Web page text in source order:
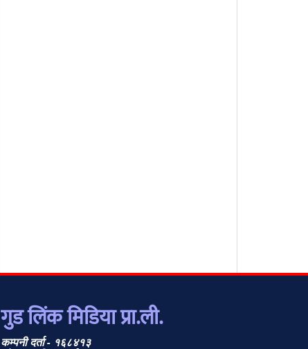
गुड लिंक मिडिया प्रा.ली.
कम्पनी दर्ता - १६८४१३